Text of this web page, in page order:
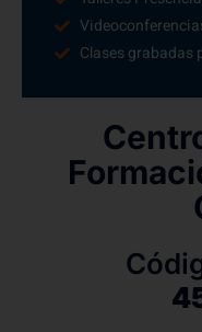
Clases grabadas